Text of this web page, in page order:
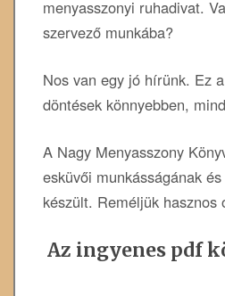
menyasszonyi ruhadivat.
szervező munkába?
Nos van egy jó hírünk. Ez
döntések könnyebben,
A Nagy Menyasszony
esküvői munkásságának
készült. Reméljük hasznos
Az ingyenes pdf